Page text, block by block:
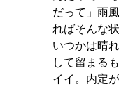
だって」雨
ればそんな
いつかは晴
して留まる
イイ。内定